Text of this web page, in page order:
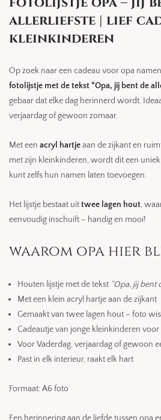
allerliefste | lief
kleinkinderen
Op zoek naar een cadeau voor opa
fotolijstje met de tekst “Opa, jij bent de
gebaar dat elke dag herinnerd wordt.
verjaardag of gewoon zomaar.
Met een acryl hartjeaan de zijkant en
met zijn kleinkinderen, wordt dit een
kunt zelfs hun namen laten toevoegen.
Het lijstje bestaat uittwee lagen hout,
eenvoudig inschuift – handig en mooi!
waarom opa hier
Houten lijstje met de tekst “Opa, jij bent
Met een klein acryl hartje aan de zijkant
Gemaakt van twee lagen hout – foto
Cadeautje van jonge kleinkinderen voor
Voor Vaderdag, verjaardag of gewoon
Past in elk interieur, raakt elk hart
Formaat: A6 foto